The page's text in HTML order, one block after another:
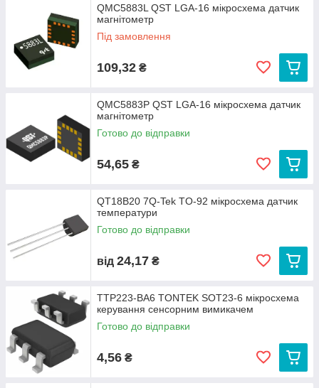
QMC5883L QST LGA-16 мікросхема датчик
магнітометр
Під замовлення
109,32 ₴
QMC5883P QST LGA-16 мікросхема датчик
магнітометр
Готово до відправки
54,65 ₴
QT18B20 7Q-Tek TO-92 мікросхема датчик
температури
Готово до відправки
від 24,17 ₴
TTP223-BA6 TONTEK SOT23-6 мікросхема
керування сенсорним вимикачем
Готово до відправки
4,56 ₴